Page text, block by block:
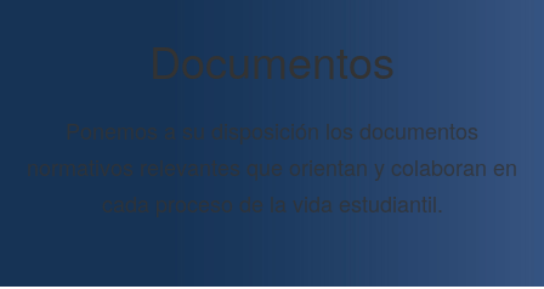
Documentos
Ponemos a su disposición los documentos
normativos relevantes que orientan y colaboran en
cada proceso de la vida estudiantil.